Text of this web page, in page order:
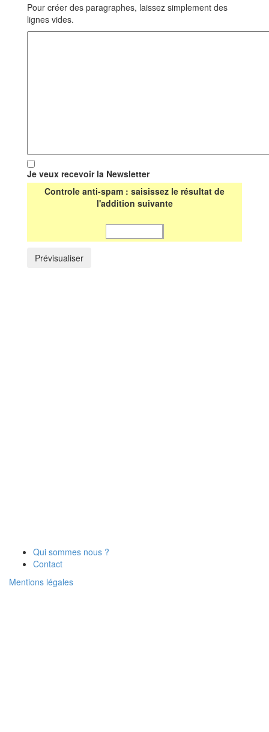
Pour créer des paragraphes, laissez simplement des
lignes vides.
Je veux recevoir la Newsletter
Controle anti-spam : saisissez le résultat de
l'addition suivante
Qui sommes nous ?
Contact
Mentions légales